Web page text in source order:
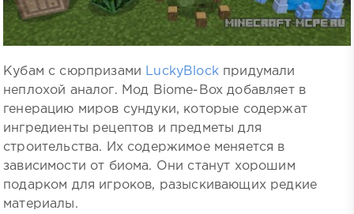
Кубам с сюрпризами LuckyBlockпридумали
неплохой аналог. Мод Biome-Box добавляет в
генерацию миров сундуки, которые содержат
ингредиенты рецептов и предметы для
строительства. Их содержимое меняется в
зависимости от биома. Они станут хорошим
подарком для игроков, разыскивающих редкие
материалы.